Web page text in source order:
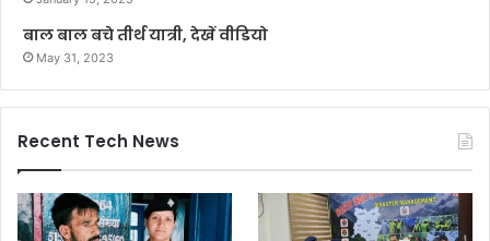
बाल बाल बचे तीर्थ यात्री, देखें वीडियो
May 31, 2023
Recent Tech News